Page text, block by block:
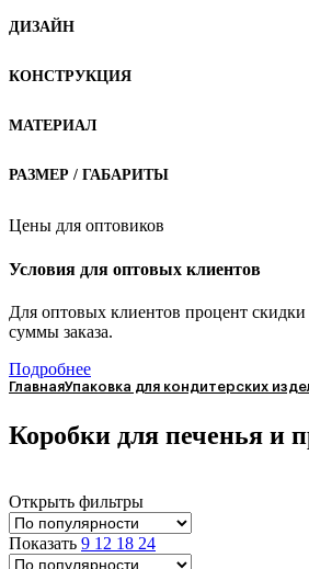
ДИЗАЙН
КОНСТРУКЦИЯ
МАТЕРИАЛ
РАЗМЕР / ГАБАРИТЫ
Цены для оптовиков
Условия для оптовых клиентов
Для оптовых клиентов процент скидки
суммы заказа.
Подробнее
ГлавнаяУпаковка для кондитерских
Коробки для печенья и
Открыть фильтры
Показать 9 12 18 24